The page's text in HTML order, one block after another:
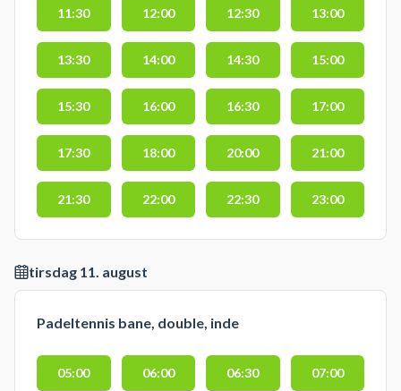
11:30 12:00 12:30 13:00
13:30 14:00 14:30 15:00
15:30 16:00 16:30 17:00
17:30 18:00 20:00 21:00
21:30 22:00 22:30 23:00
tirsdag 11. august
Padeltennis bane, double, inde
05:00 06:00 06:30 07:00